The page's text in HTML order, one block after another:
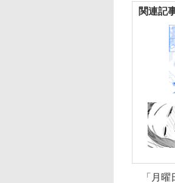
関連記
「月曜